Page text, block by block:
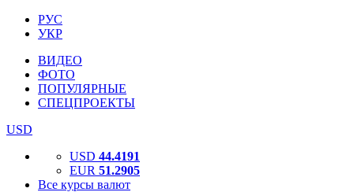
РУС
УКР
ВИДЕО
ФОТО
ПОПУЛЯРНЫЕ
СПЕЦПРОЕКТЫ
USD
USD 44.4191
EUR 51.2905
Все курсы валют